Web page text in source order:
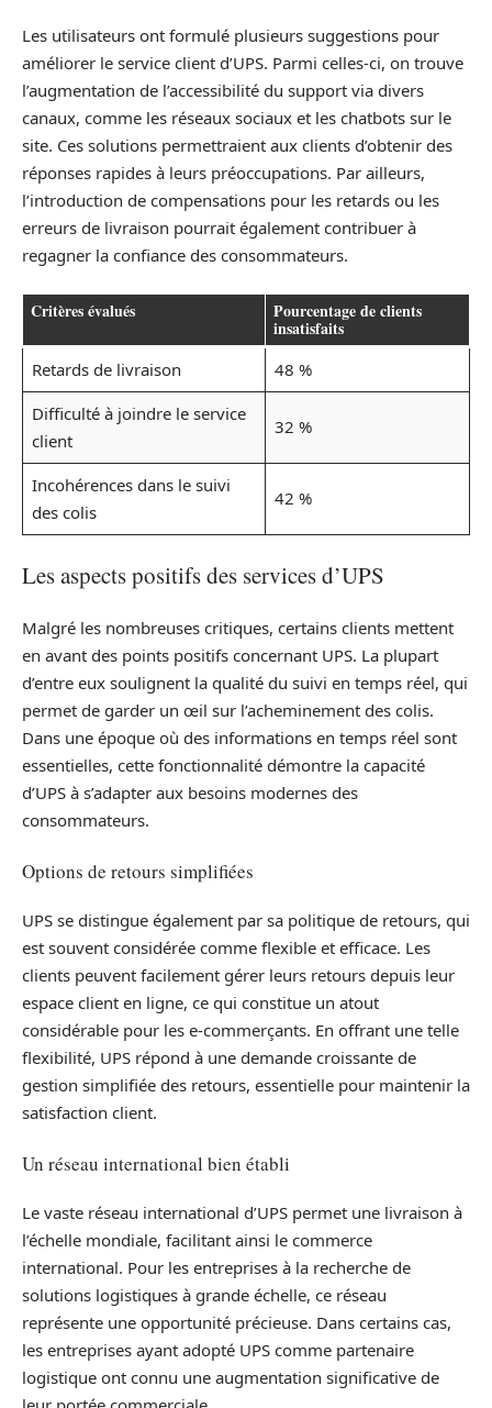
Les utilisateurs ont formulé plusieurs suggestions pour
améliorer le service client d’UPS. Parmi celles-ci, on trouve
l’augmentation de l’accessibilité du support via divers
canaux, comme les réseaux sociaux et les chatbots sur le
site. Ces solutions permettraient aux clients d’obtenir des
réponses rapides à leurs préoccupations. Par ailleurs,
l’introduction de compensations pour les retards ou les
erreurs de livraison pourrait également contribuer à
regagner la confiance des consommateurs.
Critères évalués Pourcentage de clients
insatisfaits
Retards de livraison
48 %
Difficulté à joindre le service
client
32 %
Incohérences dans le suivi
des colis
42 %
Les aspects positifs des services d’UPS
Malgré les nombreuses critiques, certains clients mettent
en avant des points positifs concernant UPS. La plupart
d’entre eux soulignent la qualité du suivi en temps réel, qui
permet de garder un œil sur l’acheminement des colis.
Dans une époque où des informations en temps réel sont
essentielles, cette fonctionnalité démontre la capacité
d’UPS à s’adapter aux besoins modernes des
consommateurs.
Options de retours simplifiées
UPS se distingue également par sa politique de retours, qui
est souvent considérée comme flexible et efficace. Les
clients peuvent facilement gérer leurs retours depuis leur
espace client en ligne, ce qui constitue un atout
considérable pour les e-commerçants. En offrant une telle
flexibilité, UPS répond à une demande croissante de
gestion simplifiée des retours, essentielle pour maintenir la
satisfaction client.
Un réseau international bien établi
Le vaste réseau international d’UPS permet une livraison à
l’échelle mondiale, facilitant ainsi le commerce
international. Pour les entreprises à la recherche de
solutions logistiques à grande échelle, ce réseau
représente une opportunité précieuse. Dans certains cas,
les entreprises ayant adopté UPS comme partenaire
logistique ont connu une augmentation significative de